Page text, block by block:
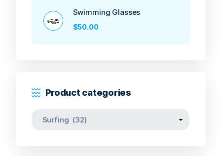
Swimming Glasses
$50.00
Product categories